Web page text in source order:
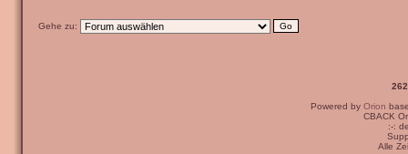
Gehe zu:
Powered by Orion
CBACK
:-:
Alle